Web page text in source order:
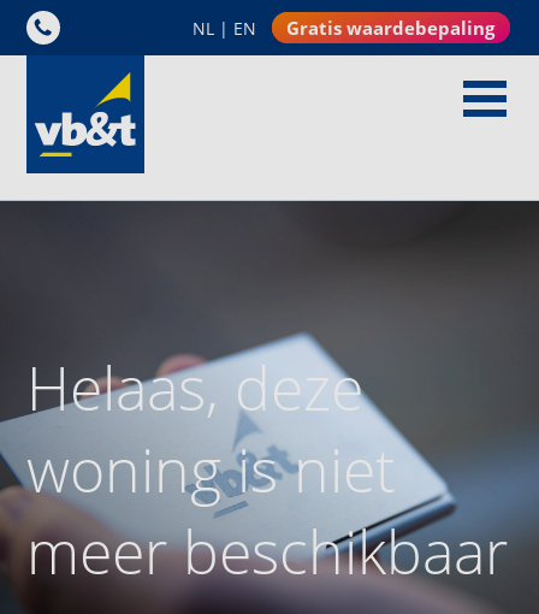
NL | EN Gratis waardebepaling
Helaas, deze
woning is niet
meer beschikbaar